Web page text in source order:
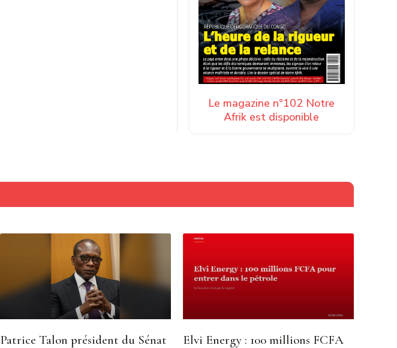
Le magazine n°102 Notre
Afrik est disponible
Patrice Talon président du Sénat
Elvi Energy : 100 millions FCFA